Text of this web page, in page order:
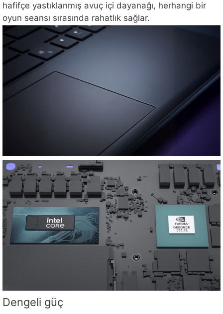
hafifçe yastıklanmış avuç içi dayanağı, herhangi bir
oyun seansı sırasında rahatlık sağlar.
Dengeli güç